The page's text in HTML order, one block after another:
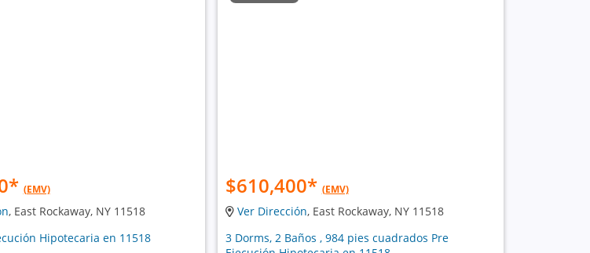
* (EMV)
, East Rockaway, NY 11518
Hipotecaria en 11518
$610,400* (EMV)
Ver Dirección, East Rockaway, NY 11518
3 Dorms, 2 Baños , 984 pies cuadrados Pre